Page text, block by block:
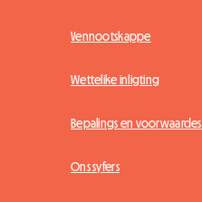
Vennootskappe
Wettelike inligting
Bepalings en voorwaardes
Ons syfers